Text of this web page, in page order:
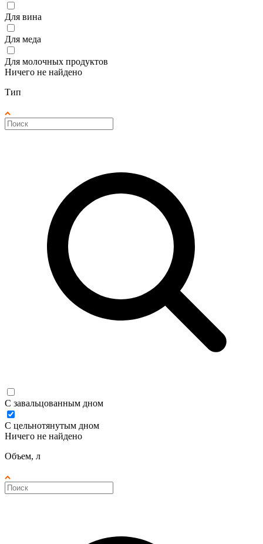
Для вина
Для меда
Для молочных продуктов
Ничего не найдено
Тип
С завальцованным дном
С цельнотянутым дном
Ничего не найдено
Объем, л